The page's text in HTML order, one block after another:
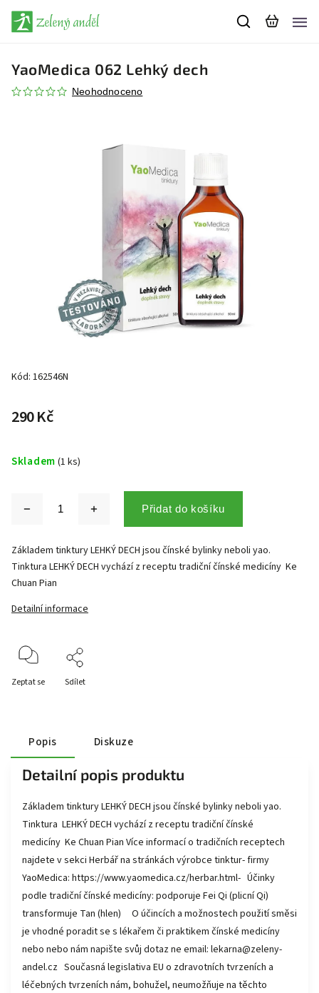
YaoMedica 062 Lehký dech
Neohodnoceno
Kód: 162546N
290 Kč
Skladem (1 ks)
Přidat do košíku
Základem tinktury LEHKÝ DECH jsou čínské bylinky neboli yao.
Tinktura LEHKÝ DECH vychází z receptu tradiční čínské medicíny Ke
Chuan Pian
Detailní informace
Zeptat se Sdílet
Popis Diskuze
Detailní popis produktu
Základem tinktury LEHKÝ DECH jsou čínské bylinky neboli yao.
Tinktura LEHKÝ DECH vychází z receptu tradiční čínské
medicíny Ke Chuan Pian Více informací o tradičních receptech
najdete v sekci Herbář na stránkách výrobce tinktur- firmy
YaoMedica: https://www.yaomedica.cz/herbar.html- Účinky
podle tradiční čínské medicíny: podporuje Fei Qi (plicní Qi)
transformuje Tan (hlen) O účincích a možnostech použití směsi
je vhodné poradit se s lékařem či praktikem čínské medicíny
nebo nebo nám napište svůj dotaz ne email: lekarna@zeleny-
andel.cz Současná legislativa EU o zdravotních tvrzeních a
léčebných tvrzeních nám, bohužel, neumožňuje na těchto